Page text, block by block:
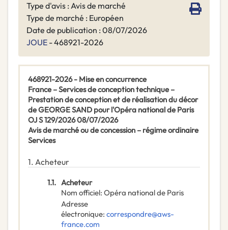
Type d'avis : Avis de marché
Type de marché : Européen
Date de publication : 08/07/2026
JOUE - 468921-2026
468921-2026 - Mise en concurrence
France – Services de conception technique –
Prestation de conception et de réalisation du décor
de GEORGE SAND pour l'Opéra national de Paris
OJ S 129/2026 08/07/2026
Avis de marché ou de concession – régime ordinaire
Services
1. Acheteur
1.1. Acheteur
Nom officiel: Opéra national de Paris
Adresse
électronique: correspondre@aws-
france.com